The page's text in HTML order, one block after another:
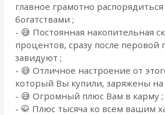
главное грамотно
богатствами ;
- 😅 Постоянная накопительная
процентов, сразу после перовой
завидуют ;
- 😅 Отличное настроение от
который Вы купили, заряжены на
- 😅 Огромный плюс Вам в карму ;
- 🥋 Плюс тысяча ко всем вашим